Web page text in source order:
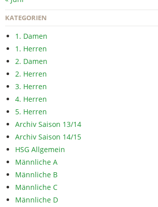
KATEGORIEN
1. Damen
1. Herren
2. Damen
2. Herren
3. Herren
4. Herren
5. Herren
Archiv Saison 13/14
Archiv Saison 14/15
HSG Allgemein
Männliche A
Männliche B
Männliche C
Männliche D